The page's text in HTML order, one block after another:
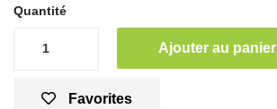
Quantité
Ajouter au panier
Favorites